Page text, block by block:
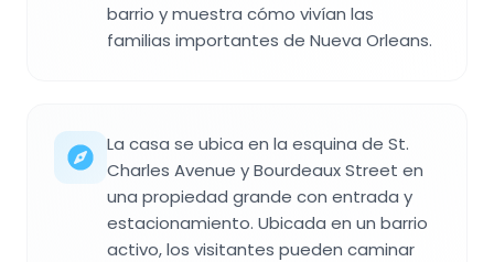
barrio y muestra cómo vivían las
familias importantes de Nueva Orleans.
La casa se ubica en la esquina de St.
Charles Avenue y Bourdeaux Street en
una propiedad grande con entrada y
estacionamiento. Ubicada en un barrio
activo, los visitantes pueden caminar